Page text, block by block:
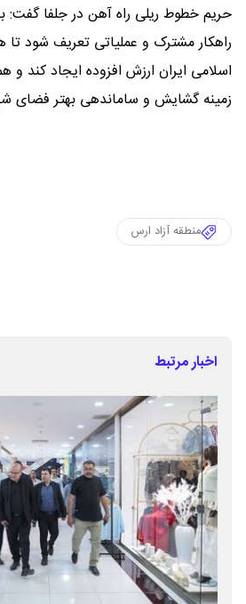
حریم خطوط ریلی راه ‌آهن در جلفا گفت:
راهکار مشترک و عملیاتی تعریف شود
اسلامی ایران ارزش افزوده ایجاد کند
زمینه گشایش و ساماندهی بهتر فضای
منطقه آزاد ارس
اخبار مرتبط